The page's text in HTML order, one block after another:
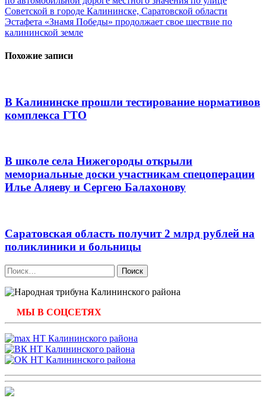
по
записям
Советской в городе Калининске, Саратовской области
Эстафета «Знамя Победы» продолжает свое шествие по
калининской земле
Похожие записи
В Калининске прошли тестирование нормативов
комплекса ГТО
В школе села Нижегороды открыли
мемориальные доски участникам спецоперации
Илье Аляеву и Сергею Балахонову
Саратовская область получит 2 млрд рублей на
поликлиники и больницы
Найти:
МЫ В СОЦСЕТЯХ